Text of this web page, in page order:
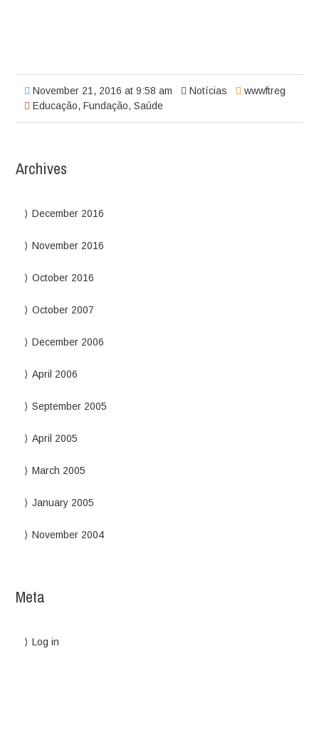
November 21, 2016 at 9:58 am
Notícias
Educação,Fundação,Saúde
wwwftreg
Archives
December 2016
November 2016
October 2016
October 2007
December 2006
April 2006
September 2005
April 2005
March 2005
January 2005
November 2004
Meta
Log in